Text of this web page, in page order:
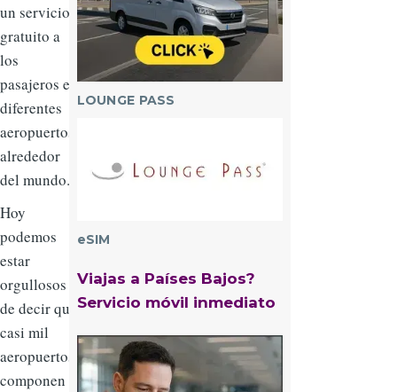
un servicio
gratuito a
los
pasajeros en
diferentes
aeropuertos
alrededor
del mundo.
Hoy
podemos
estar
orgullosos
de decir que
casi mil
aeropuertos
componen
LOUNGE PASS
eSIM
Viajas a Países Bajos?
Servicio móvil inmediato
Imagen